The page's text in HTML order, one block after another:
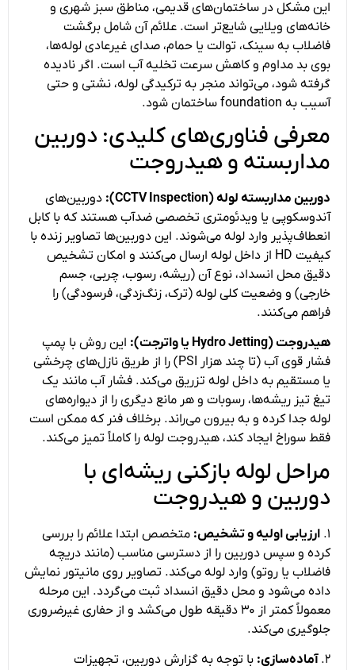
این مشکل در ساختمان‌های قدیمی، مناطق سبز شهری و
خانه‌های ویلایی شایع‌تر است. علائم آن شامل برگشت
فاضلاب به سینک، توالت یا حمام، صدای غیرعادی لوله‌ها،
بوی بد مداوم و کاهش سرعت تخلیه آب است. اگر نادیده
گرفته شود، می‌تواند منجر به ترکیدگی لوله، نشتی و حتی
آسیب به foundation ساختمان شود.
معرفی فناوری‌های کلیدی: دوربین
مداربسته و هیدروجت
دوربین مداربسته لوله (CCTV Inspection):
دوربین‌های
آندوسکوپی یا ویدئومتری تخصصی ضدآب هستند که با کابل
انعطاف‌پذیر وارد لوله می‌شوند. این دوربین‌ها تصاویر زنده با
کیفیت HD از داخل لوله ارسال می‌کنند و امکان تشخیص
دقیق محل انسداد، نوع آن (ریشه، رسوب، چربی، جسم
خارجی) و وضعیت کلی لوله (ترک، زنگ‌زدگی، فرسودگی) را
فراهم می‌کنند.
هیدروجت (Hydro Jetting یا واترجت):
این روش با پمپ
فشار قوی آب (تا چند هزار PSI) را از طریق نازل‌های چرخشی
یا مستقیم به داخل لوله تزریق می‌کند. فشار آب مانند یک
تیغ تیز ریشه‌ها، رسوبات و هر مانع دیگری را از دیواره‌های
لوله جدا کرده و به بیرون می‌راند. برخلاف فنر که ممکن است
فقط سوراخ ایجاد کند، هیدروجت لوله را کاملاً تمیز می‌کند.
مراحل لوله بازکنی ریشه‌ای با
دوربین و هیدروجت
۱. ارزیابی اولیه و تشخیص: متخصص ابتدا علائم را بررسی
کرده و سپس دوربین را از دسترسی مناسب (مانند دریچه
فاضلاب یا روتو) وارد لوله می‌کند. تصاویر روی مانیتور نمایش
داده می‌شود و محل دقیق انسداد ثبت می‌گردد. این مرحله
معمولاً کمتر از ۳۰ دقیقه طول می‌کشد و از حفاری غیرضروری
جلوگیری می‌کند.
۲. آماده‌سازی: با توجه به گزارش دوربین، تجهیزات